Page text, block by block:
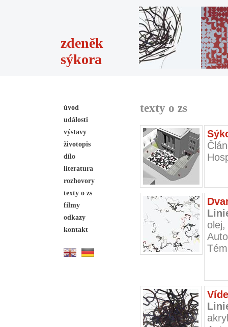
zdeněk
sýkora
úvod
události
výstavy
životopis
dílo
literatura
rozhovory
texty o zs
filmy
odkazy
kontakt
texty o zs